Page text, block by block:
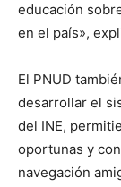
educación
en el país»,
El PNUD
desarrollar el
del INE,
oportunas y
navegación